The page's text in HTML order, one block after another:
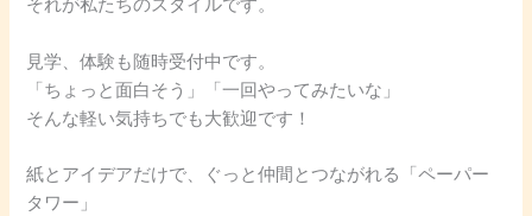
それが私たちのスタイルです。
見学、体験も随時受付中です。
「ちょっと面白そう」「一回やってみたいな」
そんな軽い気持ちでも大歓迎です！
紙とアイデアだけで、ぐっと仲間とつながれる「ペーパー
タワー」